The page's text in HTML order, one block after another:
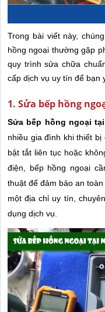
Trong bài viết này,
hồng ngoại thường gặp
quy trình sửa chữa
cấp dịch vụ uy tín để bạn
1. Sửa bếp hồng
Sửa bếp hồng ngoại tại
nhiều gia đình khi thiết
bật tắt liên tục hoặc
điện, bếp hồng ngoại
thuật để đảm bảo an
một địa chỉ uy tín,
dụng dịch vụ.